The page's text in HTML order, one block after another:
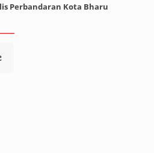
Perbandaran Kota Bharu